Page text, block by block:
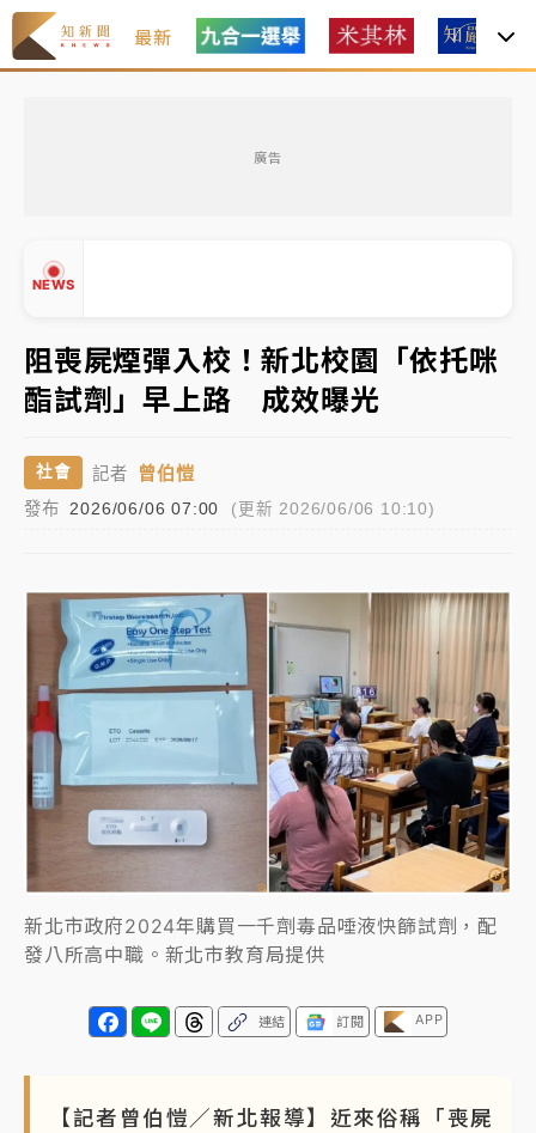
最新
廣告
NEWS
中信慈善基金會想增加董事人數！辜仲諒向法院聲請遭
駁 理由曝光
故宮《龍藏經》特展第2檔！今線上預約開賣一度塞車
周六起展出延長至晚上7時
台東農業處長涉圖利渡假村！東檢抗告成功 今重開羈
父親節泡湯了！中颱白海豚雨彈轟3天 「紅到發紫」降
雨熱區曝
暑假過三周才推「E宿新北打卡趣」！抽獎程序複雜 觀
旅局回應了
中信慈善基金會想增加董事人數！辜仲諒向法院聲請遭
駁 理由曝光
故宮《龍藏經》特展第2檔！今線上預約開賣一度塞車
周六起展出延長至晚上7時
台東農業處長涉圖利渡假村！東檢抗告成功 今重開羈
父親節泡湯了！中颱白海豚雨彈轟3天 「紅到發紫」降
▲
阻喪屍煙彈入校！新北校園「依托咪
酯試劑」早上路 成效曝光
社會 記者 曾伯愷
發布 2026/06/06 07:00 (更新 2026/06/06 10:10)
新北市政府2024年購買一千劑毒品唾液快篩試劑，配
發八所高中職。新北市教育局提供
連結 訂閱 APP
【記者曾伯愷／新北報導】近來俗稱「喪屍